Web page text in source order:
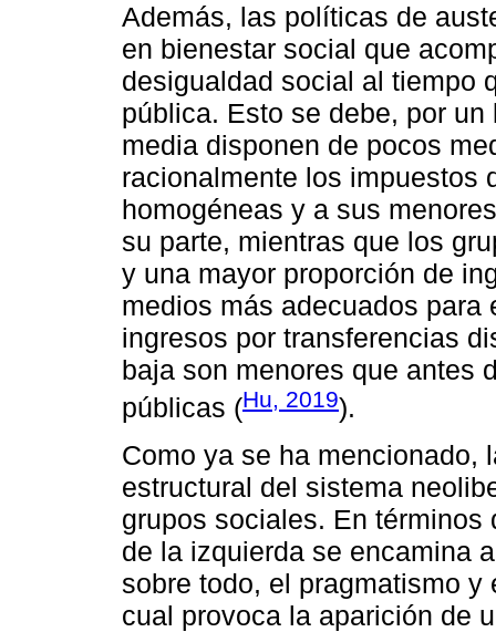
Además, las políticas de
en bienestar social que
desigualdad social al tiempo
pública. Esto se debe, por
media disponen de pocos
racionalmente los impuestos
homogéneas y a sus
su parte, mientras que los
y una mayor proporción de
medios más adecuados
ingresos por transferencias
baja son menores que antes
públicas (Hu, 2019).
Como ya se ha mencionado,
estructural del sistema
grupos sociales. En
de la izquierda se encamina
sobre todo, el pragmatismo
cual provoca la aparición de